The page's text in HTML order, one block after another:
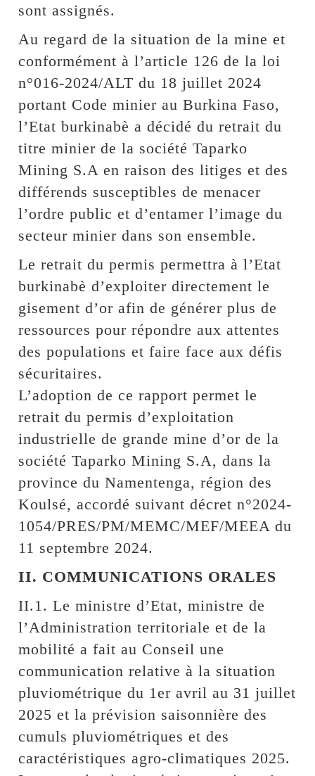
sont assignés.
Au regard de la situation de la mine et
conformément à l’article 126 de la loi
n°016-2024/ALT du 18 juillet 2024
portant Code minier au Burkina Faso,
l’Etat burkinabè a décidé du retrait du
titre minier de la société Taparko
Mining S.A en raison des litiges et des
différends susceptibles de menacer
l’ordre public et d’entamer l’image du
secteur minier dans son ensemble.
Le retrait du permis permettra à l’Etat
burkinabè d’exploiter directement le
gisement d’or afin de générer plus de
ressources pour répondre aux attentes
des populations et faire face aux défis
sécuritaires.
L’adoption de ce rapport permet le
retrait du permis d’exploitation
industrielle de grande mine d’or de la
société Taparko Mining S.A, dans la
province du Namentenga, région des
Koulsé, accordé suivant décret n°2024-
1054/PRES/PM/MEMC/MEF/MEEA du
11 septembre 2024.
II. COMMUNICATIONS ORALES
II.1. Le ministre d’Etat, ministre de
l’Administration territoriale et de la
mobilité a fait au Conseil une
communication relative à la situation
pluviométrique du 1er avril au 31 juillet
2025 et la prévision saisonnière des
cumuls pluviométriques et des
caractéristiques agro-climatiques 2025.